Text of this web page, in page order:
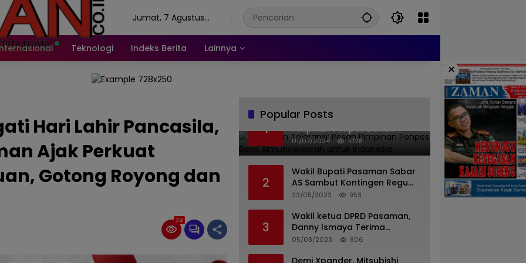
Jumat, 7 Agustus
Teknologi Indeks Berita Lainnya
×
Hari Lahir Pancasila,
Ajak Perkuat
Gotong Royong dan
39
Popular Posts
1
Islam dan Toleransi: Pesan
Pimpinan Ponpes Barid
Almunawwarah untuk
Indonesia
01/07/2024 1028
2
Wakil Bupati Pasaman Sabar
AS Sambut Kontingen Regu
Pramuka Kwarcab Pasaman
23/05/2023 953
3
Wakil ketua DPRD Pasaman,
Danny Ismaya Terima
Kunjungan Mahasiswa KKN
05/08/2023 806
Demi Xpander, Mitsubishi